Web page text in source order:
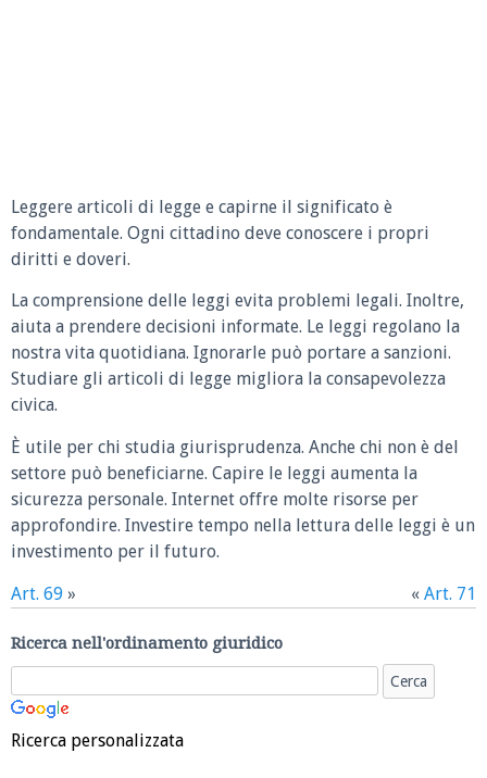
Leggere articoli di legge e capirne il significato è
fondamentale. Ogni cittadino deve conoscere i propri
diritti e doveri.
La comprensione delle leggi evita problemi legali. Inoltre,
aiuta a prendere decisioni informate. Le leggi regolano la
nostra vita quotidiana. Ignorarle può portare a sanzioni.
Studiare gli articoli di legge migliora la consapevolezza
civica.
È utile per chi studia giurisprudenza. Anche chi non è del
settore può beneficiarne. Capire le leggi aumenta la
sicurezza personale. Internet offre molte risorse per
approfondire. Investire tempo nella lettura delle leggi è un
investimento per il futuro.
Art. 69 » « Art. 71
Ricerca nell'ordinamento giuridico
Ricerca personalizzata